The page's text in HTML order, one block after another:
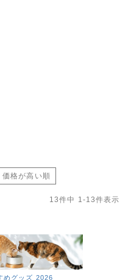
価格が高い順
13件中 1-13件表示
めグッズ 2026